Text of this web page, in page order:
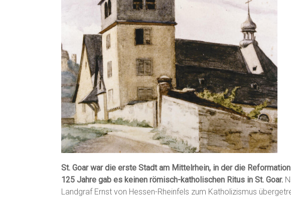
St. Goar war die erste Stadt am Mittelrhein, in der die
125 Jahre gab es keinen römisch-katholischen Ritus in St. Goar.
Landgraf Ernst von Hessen-Rheinfels zum Katholizismus